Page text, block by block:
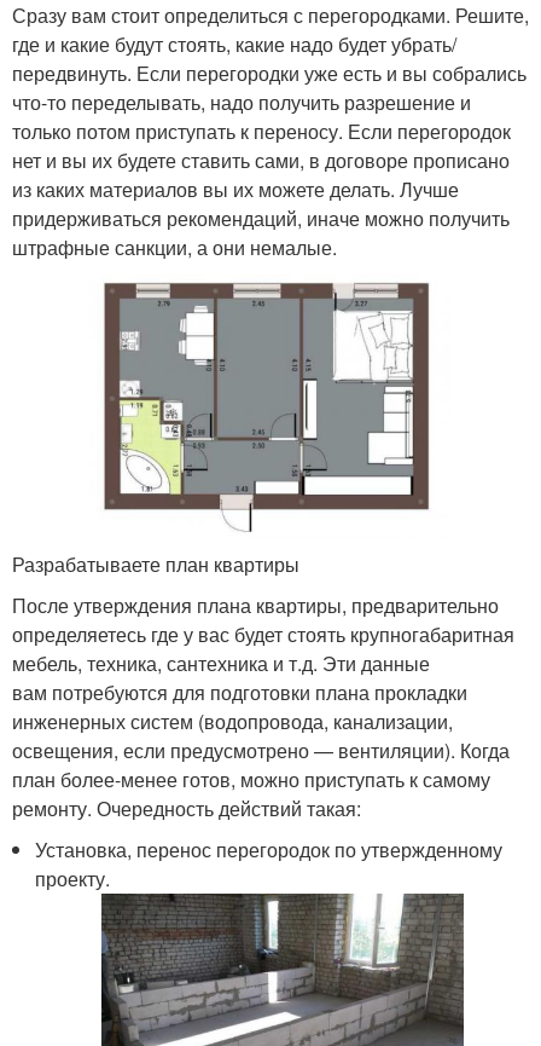
Сразу вам стоит определиться с перегородками. Решите,
где и какие будут стоять, какие надо будет убрать/
передвинуть. Если перегородки уже есть и вы собрались
что-то переделывать, надо получить разрешение и
только потом приступать к переносу. Если перегородок
нет и вы их будете ставить сами, в договоре прописано
из каких материалов вы их можете делать. Лучше
придерживаться рекомендаций, иначе можно получить
штрафные санкции, а они немалые.
Разрабатываете план квартиры
После утверждения плана квартиры, предварительно
определяетесь где у вас будет стоять крупногабаритная
мебель, техника, сантехника и т.д. Эти данные
вам потребуются для подготовки плана прокладки
инженерных систем (водопровода, канализации,
освещения, если предусмотрено — вентиляции). Когда
план более-менее готов, можно приступать к самому
ремонту. Очередность действий такая:
Установка, перенос перегородок по утвержденному
проекту.